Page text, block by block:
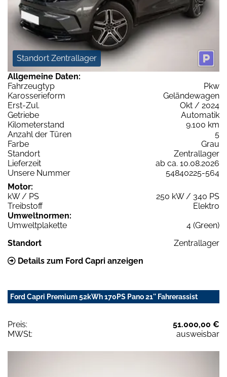
Standort Zentrallager
Allgemeine Daten:
Fahrzeugtyp
Pkw
Karosserieform
Geländewagen
Erst-Zul.
Okt / 2024
Getriebe
Automatik
Kilometerstand
9.100 km
Anzahl der Türen
5
Farbe
Grau
Standort
Zentrallager
Lieferzeit
ab ca. 10.08.2026
Unsere Nummer
54840225-564
Motor:
kW / PS
250 kW / 340 PS
Treibstoff
Elektro
Umweltnormen:
Umweltplakette
4 (Green)
Standort
Zentrallager
Details zum Ford Capri anzeigen
Ford Capri Premium 52kWh 170PS Pano 21'' Fahrerassist
Preis:
51.000,00 €
MWSt:
ausweisbar